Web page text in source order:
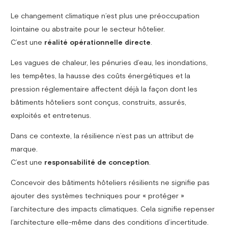
Le changement climatique n’est plus une préoccupation
lointaine ou abstraite pour le secteur hôtelier.
C’est une réalité opérationnelle directe
Les vagues de chaleur, les pénuries d’eau, les inondations,
les tempêtes, la hausse des coûts énergétiques et la
pression réglementaire affectent déjà la façon dont les
bâtiments hôteliers sont conçus, construits, assurés,
exploités et entretenus.
Dans ce contexte, la résilience n’est pas un attribut de
marque.
C’est une responsabilité de conception
Concevoir des bâtiments hôteliers résilients ne signifie pas
ajouter des systèmes techniques pour « protéger »
l’architecture des impacts climatiques. Cela signifie repenser
l’architecture elle-même dans des conditions d’incertitude.